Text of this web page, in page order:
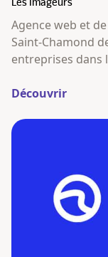
Les Imageurs
Agence web et
Saint-Chamond
entreprises dans
Découvrir